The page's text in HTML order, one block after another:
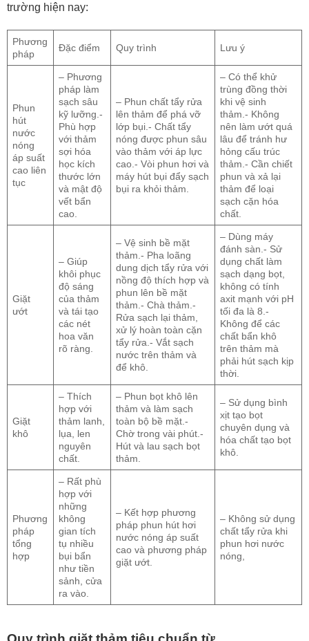
trường hiện nay:
Phương
pháp
Đặc điểm Quy trình Lưu ý
Phun
hút
nước
nóng
áp suất
cao liên
tục
– Phương
pháp làm
sạch sâu
kỹ lưỡng.-
Phù hợp
với thảm
sợi hóa
học kích
thước lớn
và mật độ
vết bẩn
cao.
– Phun chất tẩy rửa
lên thảm để phá vỡ
lớp bụi.- Chất tẩy
nóng được phun sâu
vào thảm với áp lực
cao.- Vòi phun hơi và
máy hút bụi đẩy sạch
bụi ra khỏi thảm.
– Có thể khử
trùng đồng thời
khi vệ sinh
thảm.- Không
nên làm ướt quá
lâu để tránh hư
hỏng cấu trúc
thảm.- Cần chiết
phun và xả lại
thảm để loại
sạch cặn hóa
chất.
Giặt
ướt
– Giúp
khôi phục
độ sáng
của thảm
và tái tạo
các nét
hoa văn
rõ ràng.
– Vệ sinh bề mặt
thảm.- Pha loãng
dung dịch tẩy rửa với
nồng độ thích hợp và
phun lên bề mặt
thảm.- Chà thảm.-
Rửa sạch lại thảm,
xử lý hoàn toàn cặn
tẩy rửa.- Vắt sạch
nước trên thảm và
để khô.
– Dùng máy
đánh sàn.- Sử
dụng chất làm
sạch dạng bọt,
không có tính
axit mạnh với pH
tối đa là 8.-
Không để các
chất bẩn khô
trên thảm mà
phải hút sạch kịp
thời.
Giặt
khô
– Thích
hợp với
thảm lanh,
lụa, len
nguyên
chất.
– Phun bọt khô lên
thảm và làm sạch
toàn bộ bề mặt.-
Chờ trong vài phút.-
Hút và lau sạch bọt
thảm.
– Sử dụng bình
xịt tạo bọt
chuyên dụng và
hóa chất tạo bọt
khô.
Phương
pháp
tổng
hợp
– Rất phù
hợp với
những
không
gian tích
tụ nhiều
bụi bẩn
như tiền
sảnh, cửa
ra vào.
– Kết hợp phương
pháp phun hút hơi
nước nóng áp suất
cao và phương pháp
giặt ướt.
– Không sử dụng
chất tẩy rửa khi
phun hơi nước
nóng,